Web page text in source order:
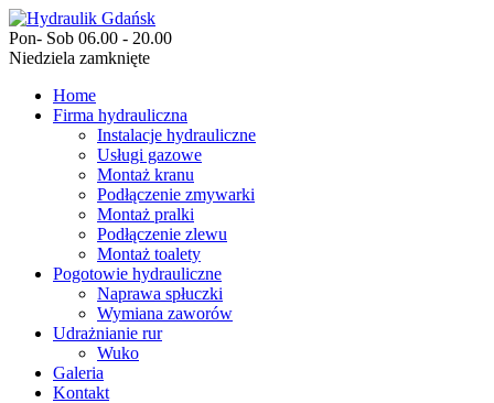
Pon- Sob 06.00 - 20.00
Niedziela zamknięte
Home
Firma hydrauliczna
Instalacje hydrauliczne
Usługi gazowe
Montaż kranu
Podłączenie zmywarki
Montaż pralki
Podłączenie zlewu
Montaż toalety
Pogotowie hydrauliczne
Naprawa spłuczki
Wymiana zaworów
Udrażnianie rur
Wuko
Galeria
Kontakt